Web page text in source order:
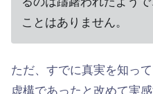
ことはありません。
ただ、すでに真実を知っ
虚構であったと改めて実